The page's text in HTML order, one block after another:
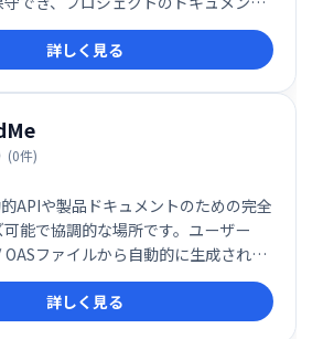
く整理できます。開発者向けに最適化
ーズなウェブサイト管理を実現しま
用いただけます。
詳しく見る
(0件)
APIや製品ドキュメントのための完全
能で協調的な場所です。ユーザー
ファイルから自動的に生成された
トで直接試すことができます。ま
スプラットフォームとしても機能し
単なバージョン管理と変更ログも含ま
詳しく見る